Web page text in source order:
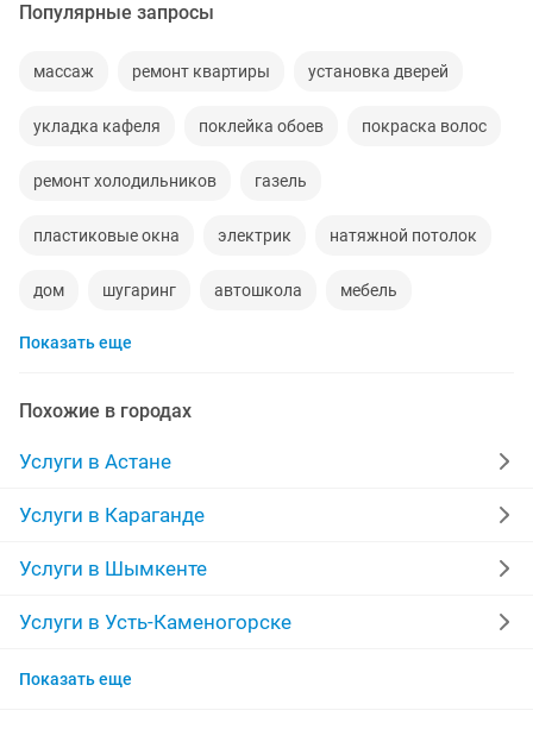
Популярные запросы
массаж ремонт квартиры установка дверей
укладка кафеля поклейка обоев покраска волос
ремонт холодильников газель
пластиковые окна электрик натяжной потолок
дом шугаринг автошкола мебель
ремонт телевизоров
мебель на заказ
уколы на дому вывоз мусора
москитные сетки
ремонт стиральных машин диван
грузоперевозки газель
Показать еще
Похожие в городах
Услуги в Астане
Услуги в Караганде
Услуги в Шымкенте
Услуги в Усть-Каменогорске
Услуги в Актобе
Показать еще